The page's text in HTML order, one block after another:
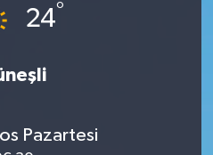
24°
Pazartesi